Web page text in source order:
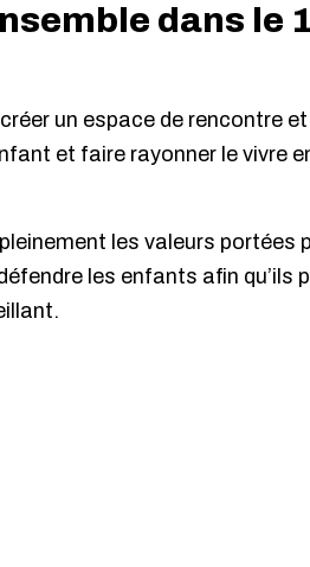
dans le
un espace de rencontre
et faire rayonner le vivre
les valeurs portées
les enfants afin qu’ils